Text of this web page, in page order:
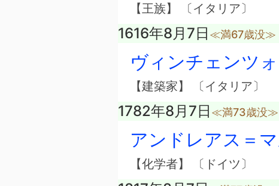
【王族】 〔イタリア〕
1616年8月7日 ≪満67歳没≫
ヴィンチェンツ
【建築家】 〔イタリア〕
1782年8月7日 ≪満73歳没≫
アンドレアス＝
【化学者】 〔ドイツ〕